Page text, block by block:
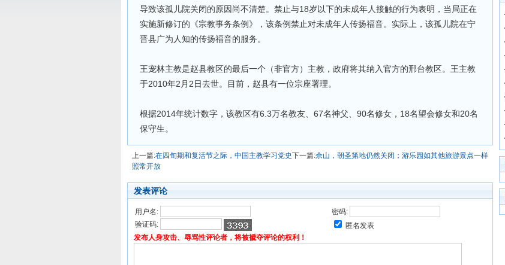
导致该孤儿院关闭的原因尚不清楚。禁止与18岁以下的未成年人接触的行为表明，当局正在
实施新修订的《宗教事务条例》，该条例禁止对未成年人传扬福音。实际上，该孤儿院在宁
晋县广为人知的传扬福音的服务。
王宠林主教是赵县教区的最后一个（非官方）主教，政府将其纳入官方的邢台教区。王主教
于2010年2月2日去世。目前，赵县有一位宗座署理。
根据2014年统计数字，该教区有6.3万名教友、67名神父、90名修女，18名望会修女和20名
保守生。
上一篇:在四旬期和复活节之际，中国主教学习党史下一篇:佘山，朝圣第地仍然关闭；游乐园如其他旅游景点一样
照常开放
发表评论
用户名:
密码:
验证码:
匿名发表
发布人身攻击、辱骂性评论者，将被褫夺评论的权利！